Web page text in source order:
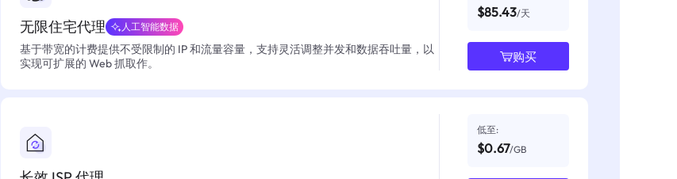
无限住宅代理 人工智能数据
基于带宽的计费提供不受限制的 IP 和流量容量，支持灵活调整并发和数据吞吐量，以
实现可扩展的 Web 抓取作。
$85.43/天
购买
低至:
$0.67/GB